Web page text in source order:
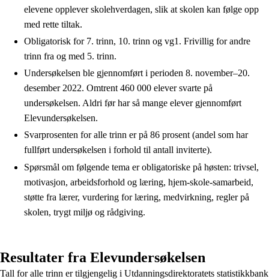
elevene opplever skolehverdagen, slik at skolen kan følge opp
med rette tiltak.
Obligatorisk for 7. trinn, 10. trinn og vg1. Frivillig for andre
trinn fra og med 5. trinn.
Undersøkelsen ble gjennomført i perioden 8. november–20.
desember 2022. Omtrent 460 000 elever svarte på
undersøkelsen. Aldri før har så mange elever gjennomført
Elevundersøkelsen.
Svarprosenten for alle trinn er på 86 prosent (andel som har
fullført undersøkelsen i forhold til antall inviterte).
Spørsmål om følgende tema er obligatoriske på høsten: trivsel,
motivasjon, arbeidsforhold og læring, hjem-skole-samarbeid,
støtte fra lærer, vurdering for læring, medvirkning, regler på
skolen, trygt miljø og rådgiving.
Resultater fra Elevundersøkelsen
Tall for alle trinn er tilgjengelig i Utdanningsdirektoratets statistikkbank